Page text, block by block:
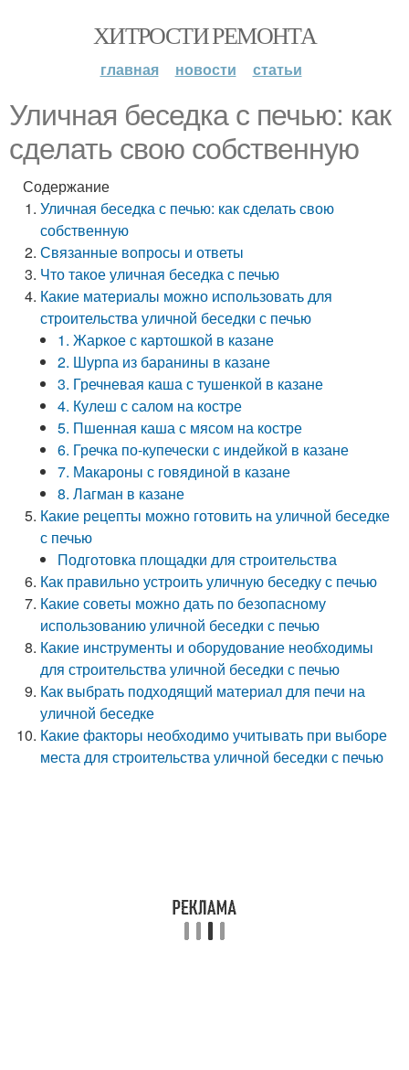
ХИТРОСТИ РЕМОНТА
главная новости статьи
Уличная беседка с печью: как
сделать свою собственную
Содержание
Уличная беседка с печью: как сделать свою
собственную
Связанные вопросы и ответы
Что такое уличная беседка с печью
Какие материалы можно использовать для
строительства уличной беседки с печью
1. Жаркое с картошкой в казане
2. Шурпа из баранины в казане
3. Гречневая каша с тушенкой в казане
4. Кулеш с салом на костре
5. Пшенная каша с мясом на костре
6. Гречка по-купечески с индейкой в казане
7. Макароны с говядиной в казане
8. Лагман в казане
Какие рецепты можно готовить на уличной беседке
с печью
Подготовка площадки для строительства
Как правильно устроить уличную беседку с печью
Какие советы можно дать по безопасному
использованию уличной беседки с печью
Какие инструменты и оборудование необходимы
для строительства уличной беседки с печью
Как выбрать подходящий материал для печи на
уличной беседке
Какие факторы необходимо учитывать при выборе
места для строительства уличной беседки с печью